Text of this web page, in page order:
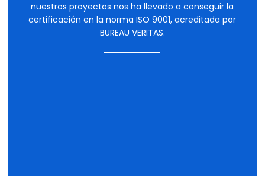
nuestros proyectos nos ha llevado a conseguir la
certificación en la norma ISO 9001, acreditada por
BUREAU VERITAS.